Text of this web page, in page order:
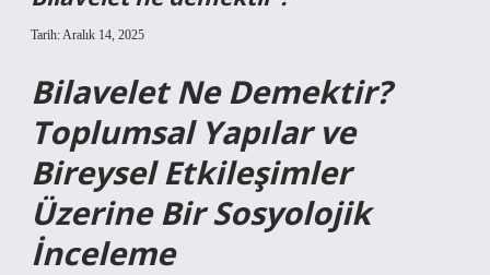
Tarih: Aralık 14, 2025
Bilavelet Ne Demektir?
Toplumsal Yapılar ve
Bireysel Etkileşimler
Üzerine Bir Sosyolojik
İnceleme